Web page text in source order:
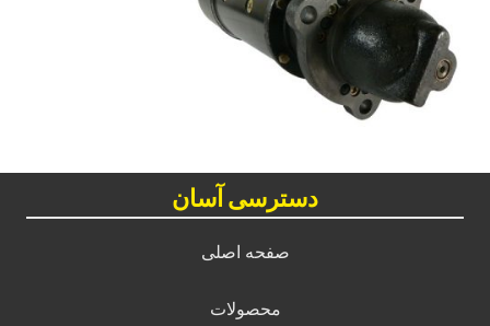
دسترسی آسان
صفحه اصلی
محصولات